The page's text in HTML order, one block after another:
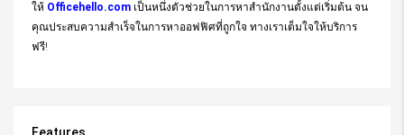
ให้ Officehello.com เป็นหนึ่งตัวช่วยในการหาสำนักงานตั้งแต่เริ่มต้น จน
คุณประสบความสำเร็จในการหาออฟฟิศที่ถูกใจ ทางเราเต็มใจให้บริการ
ฟรี!